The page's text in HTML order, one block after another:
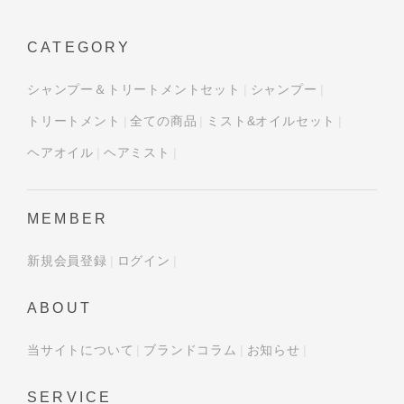
CATEGORY
シャンプー＆トリートメントセット シャンプー
トリートメント 全ての商品 ミスト&オイルセット
ヘアオイル ヘアミスト
MEMBER
新規会員登録 ログイン
ABOUT
当サイトについて ブランドコラム お知らせ
SERVICE